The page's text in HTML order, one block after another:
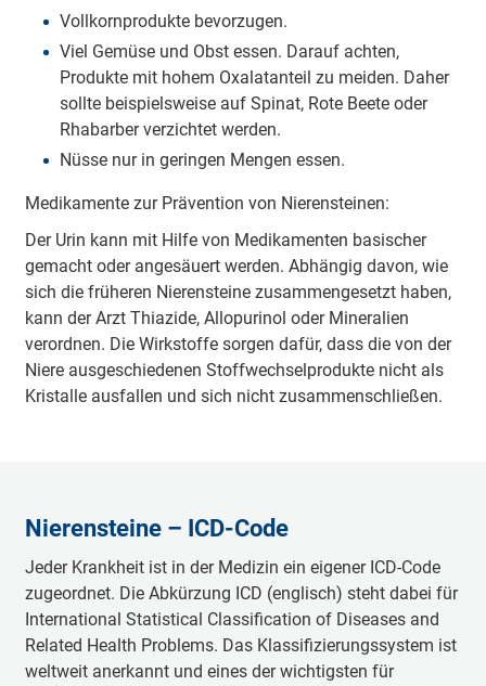
Vollkornprodukte bevorzugen.
Viel Gemüse und Obst essen. Darauf achten,
Produkte mit hohem Oxalatanteil zu meiden. Daher
sollte beispielsweise auf Spinat, Rote Beete oder
Rhabarber verzichtet werden.
Nüsse nur in geringen Mengen essen.
Medikamente zur Prävention von Nierensteinen:
Der Urin kann mit Hilfe von Medikamenten basischer
gemacht oder angesäuert werden. Abhängig davon, wie
sich die früheren Nierensteine zusammengesetzt haben,
kann der Arzt Thiazide, Allopurinol oder Mineralien
verordnen. Die Wirkstoffe sorgen dafür, dass die von der
Niere ausgeschiedenen Stoffwechselprodukte nicht als
Kristalle ausfallen und sich nicht zusammenschließen.
Nierensteine – ICD-Code
Jeder Krankheit ist in der Medizin ein eigener ICD-Code
zugeordnet. Die Abkürzung ICD (englisch) steht dabei für
International Statistical Classification of Diseases and
Related Health Problems. Das Klassifizierungssystem ist
weltweit anerkannt und eines der wichtigsten für